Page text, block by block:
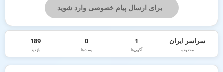
برای ارسال پیام خصوصی وارد شوید
سراسر ایران
محدوده
1
آگهی‌ها
0
پست‌ها
189
بازدید